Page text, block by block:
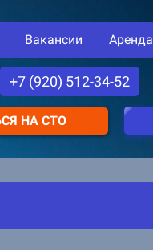
Вакансии Аренда
+7 (920) 512-34-52
НА СТО